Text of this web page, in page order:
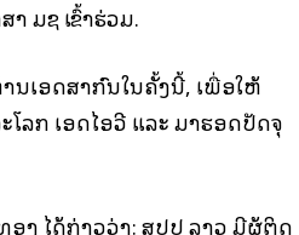
ມຊ ​ເຂົ້າ​ຮ່ວມ​.
ນ​ເອດ​ສາ​ກົນ​ໃນຄັ້ງນີ້, ເພື່ອໃຫ້
ລກ ເອ​ດ​ໄອ​ວີ ແລະ ມາ​ຮອດ​ປັດ​ຈຸ​
ງ ໄດ້ກ່າວວ່າ: ​ສປ​ປ ລາວ ມີ​ຜູ້​ຕິດ​